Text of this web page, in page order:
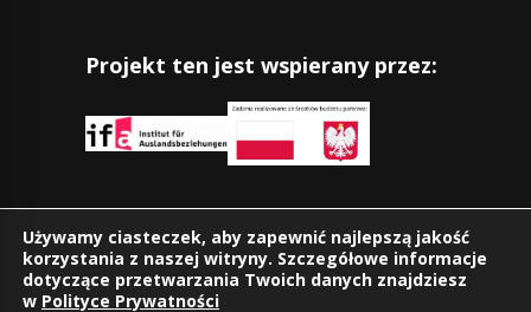
Projekt ten jest wspierany przez:
Znajdziesz nas również na:
Używamy ciasteczek, aby zapewnić najlepszą jakość
korzystania z naszej witryny. Szczegółowe informacje
dotyczące przetwarzania Twoich danych znajdziesz
w Polityce Prywatności